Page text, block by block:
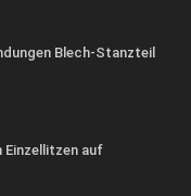
Blech-Stanzteil
Einzellitzen auf